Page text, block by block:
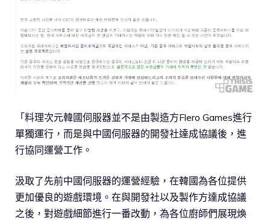
「料理次元韓國伺服器並不是由製造方Flero Games進行
單獨運行，而是與中國伺服器的開發社達成協議後，進
行協同運營工作。
汲取了先前中國伺服器的運營經驗，在韓國為各位提供
更加優良的遊戲環境。在與開發社以及製作方達成協議
之後，對遊戲細節進行一番改動，為各位廚師們展現煥